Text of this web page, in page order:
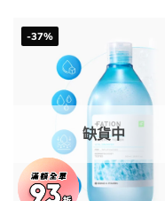
-37%
缺貨中